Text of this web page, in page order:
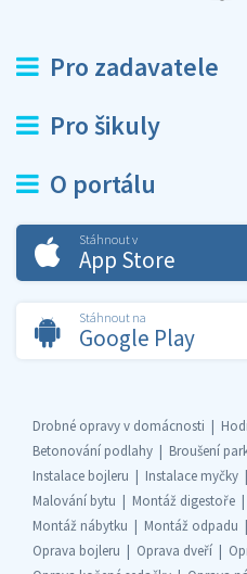
Pro zadavatele
Pro šikuly
O portálu
Stáhnout v
App Store
Stáhnout na
Google Play
Drobné opravy v domácnosti
Betonování podlahy
Broušení
Instalace bojleru
Instalace myčky
Malování bytu
Montáž digestoře
Montáž nábytku
Montáž odpadu
Oprava bojleru
Oprava dveří